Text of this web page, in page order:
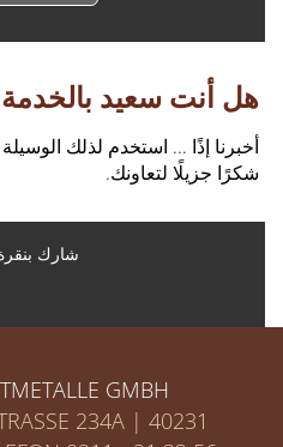
هل أنت سعيد
أخبرنا إذًا ... استخدم لذلك
شكرًا جزيلًا لتعاونك.
شارك
GMBH
234A | 40231 D